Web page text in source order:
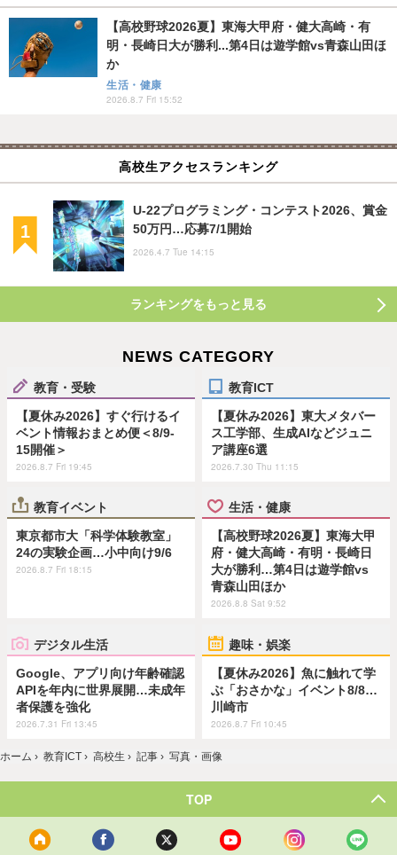
【高校野球2026夏】東海大甲府・健大高崎・有
明・長崎日大が勝利...第4日は遊学館vs青森山田ほ
か
生活・健康
2026.8.7 Fri 15:52
高校生アクセスランキング
U-22プログラミング・コンテスト2026、賞金
50万円…応募7/1開始
2026.4.7 Tue 14:15
ランキングをもっと見る
NEWS CATEGORY
教育・受験
【夏休み2026】すぐ行けるイ
ベント情報おまとめ便＜8/9-
15開催＞
2026.8.7 Fri 19:45
教育ICT
【夏休み2026】東大メタバー
ス工学部、生成AIなどジュニ
ア講座6選
2026.7.30 Thu 11:15
教育イベント
東京都市大「科学体験教室」
24の実験企画…小中向け9/6
2026.8.7 Fri 18:15
生活・健康
【高校野球2026夏】東海大甲
府・健大高崎・有明・長崎日
大が勝利…第4日は遊学館vs
青森山田ほか
2026.8.8 Sat 9:52
デジタル生活
Google、アプリ向け年齢確認
APIを年内に世界展開…未成年
者保護を強化
2026.7.31 Fri 13:45
趣味・娯楽
【夏休み2026】魚に触れて学
ぶ「おさかな」イベント8/8…
川崎市
2026.8.7 Fri 10:45
ホーム › 教育ICT › 高校生 › 記事 › 写真・画像
TOP